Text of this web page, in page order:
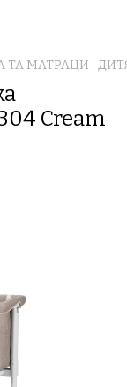
ТА МАТРАЦИ
Cream